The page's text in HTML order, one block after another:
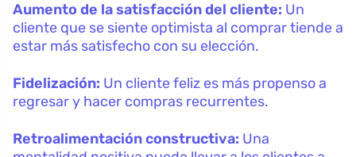
Aumento de la satisfacción del cliente: Un
cliente que se siente optimista al comprar tiende a
estar más satisfecho con su elección.
Fidelización: Un cliente feliz es más propenso a
regresar y hacer compras recurrentes.
Retroalimentación constructiva: Una